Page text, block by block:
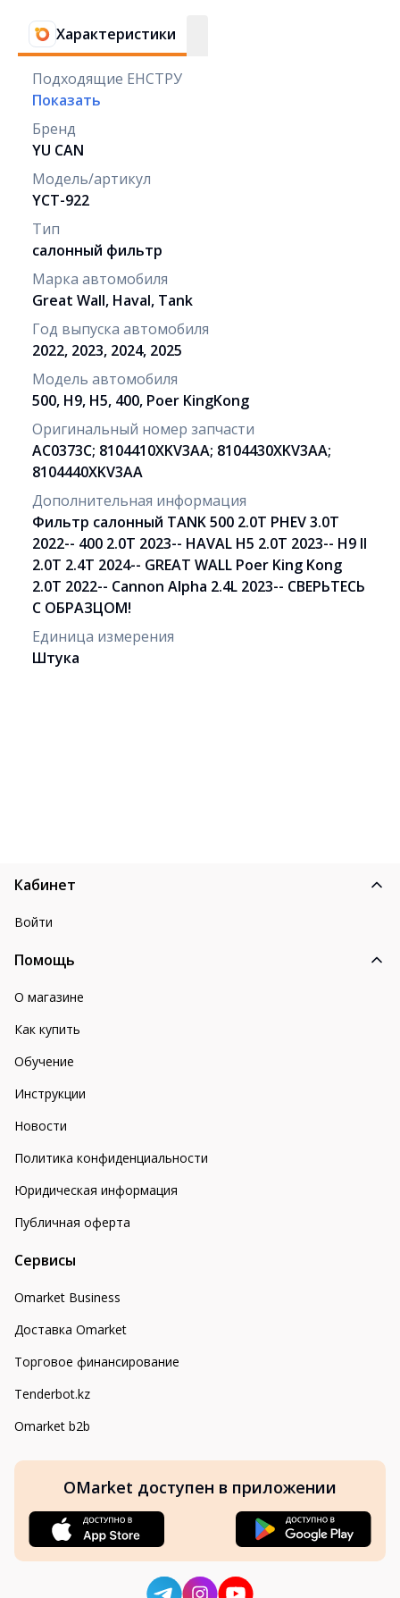
Характеристики
Подходящие ЕНСТРУ
Показать
Бренд
YU CAN
Модель/артикул
YCT-922
Тип
салонный фильтр
Марка автомобиля
Great Wall, Haval, Tank
Год выпуска автомобиля
2022, 2023, 2024, 2025
Модель автомобиля
500, H9, H5, 400, Poer KingKong
Оригинальный номер запчасти
AC0373C; 8104410XKV3AA; 8104430XKV3AA;
8104440XKV3AA
Дополнительная информация
Фильтр салонный TANK 500 2.0T PHEV 3.0T
2022-- 400 2.0T 2023-- HAVAL H5 2.0T 2023-- H9 II
2.0T 2.4T 2024-- GREAT WALL Poer King Kong
2.0T 2022-- Cannon Alpha 2.4L 2023-- СВЕРЬТЕСЬ
С ОБРАЗЦОМ!
Единица измерения
Штука
Кабинет
Войти
Помощь
О магазине
Как купить
Обучение
Инструкции
Новости
Политика конфиденциальности
Юридическая информация
Публичная оферта
Сервисы
Omarket Business
Доставка Omarket
Торговое финансирование
Tenderbot.kz
Omarket b2b
OMarket доступен в приложении